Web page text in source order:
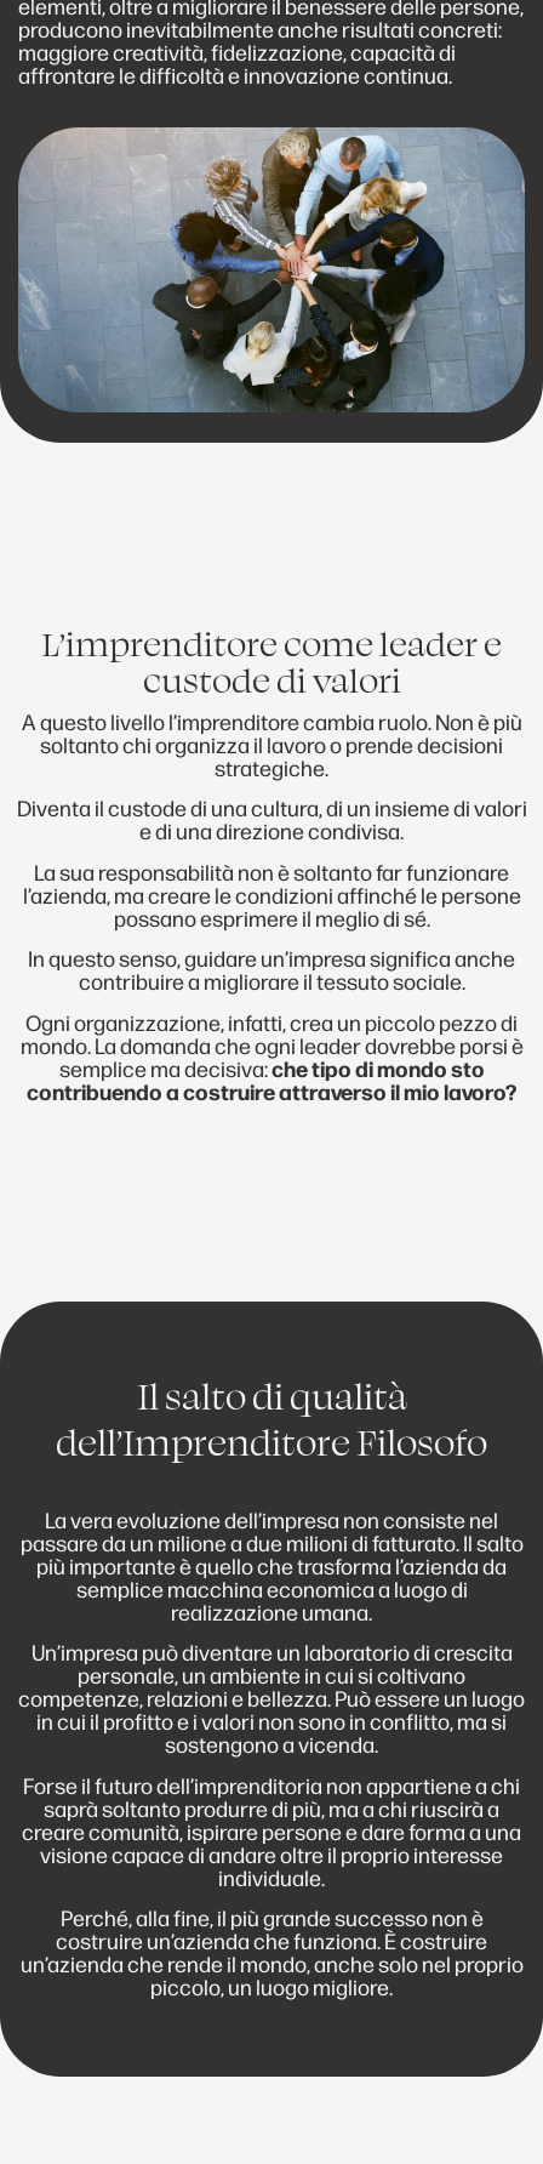
producono inevitabilmente anche risultati concreti:
maggiore creatività, fidelizzazione, capacità di
affrontare le difficoltà e innovazione continua.
L’imprenditore come leader e
custode di valori
A questo livello l’imprenditore cambia ruolo. Non è più
soltanto chi organizza il lavoro o prende decisioni
strategiche.
Diventa il custode di una cultura, di un insieme di valori
e di una direzione condivisa.
La sua responsabilità non è soltanto far funzionare
l’azienda, ma creare le condizioni affinché le persone
possano esprimere il meglio di sé.
In questo senso, guidare un’impresa significa anche
contribuire a migliorare il tessuto sociale.
Ogni organizzazione, infatti, crea un piccolo pezzo di
mondo. La domanda che ogni leader dovrebbe porsi è
semplice ma decisiva:che tipo di mondo sto
contribuendo a costruire attraverso il mio lavoro?
Il salto di qualità
dell’Imprenditore Filosofo
La vera evoluzione dell’impresa non consiste nel
passare da un milione a due milioni di fatturato. Il salto
più importante è quello che trasforma l’azienda da
semplice macchina economica a luogo di
realizzazione umana.
Un’impresa può diventare un laboratorio di crescita
personale, un ambiente in cui si coltivano
competenze, relazioni e bellezza. Può essere un luogo
in cui il profitto e i valori non sono in conflitto, ma si
sostengono a vicenda.
Forse il futuro dell’imprenditoria non appartiene a chi
saprà soltanto produrre di più, ma a chi riuscirà a
creare comunità, ispirare persone e dare forma a una
visione capace di andare oltre il proprio interesse
individuale.
Perché, alla fine, il più grande successo non è
costruire un’azienda che funziona. È costruire
un’azienda che rende il mondo, anche solo nel proprio
piccolo, un luogo migliore.